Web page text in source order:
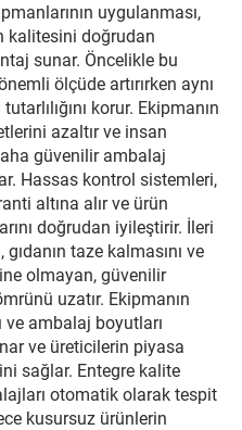
uygulanması,
kalitesini doğrudan
sunar. Öncelikle bu
ölçüde artırırken aynı
korur. Ekipmanın
azaltır ve insan
güvenilir ambalaj
Hassas kontrol sistemleri,
altına alır ve ürün
doğrudan iyileştirir. İleri
taze kalmasını ve
olmayan, güvenilir
uzatır. Ekipmanın
ve ambalaj boyutları
ve üreticilerin piyasa
sağlar. Entegre kalite
otomatik olarak tespit
kusursuz ürünlerin